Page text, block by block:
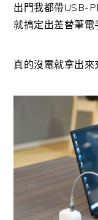
出門我都帶USB-
就搞定出差替筆電
真的沒電就拿出